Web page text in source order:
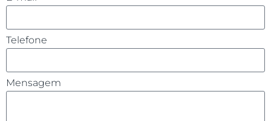
Telefone
Mensagem